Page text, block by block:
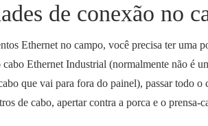
de conexão no
Ethernet no campo, você precisa ter uma
Ethernet Industrial (normalmente não é
que vai para fora do painel), passar todo o
de cabo, apertar contra a porca e o prensa-